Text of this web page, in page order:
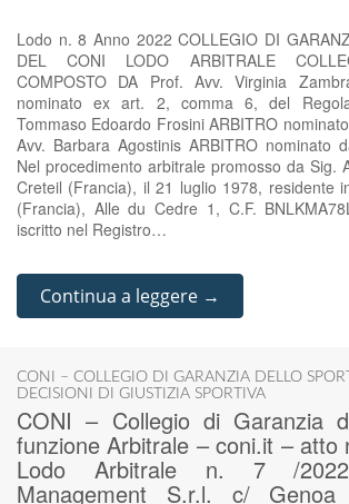
Lodo n. 8 Anno 2022 COLLEGIO DI
DEL CONI LODO ARBITRALE
COMPOSTO DA Prof. Avv. Virginia
nominato ex art. 2, comma 6, del
Tommaso Edoardo Frosini ARBITRO
Avv. Barbara Agostinis ARBITRO nominato
Nel procedimento arbitrale promosso da Sig.
Creteil (Francia), il 21 luglio 1978, residente
(Francia), Alle du Cedre 1, C.F.
iscritto nel Registro…
Continua a leggere →
CONI – COLLEGIO DI GARANZIA DELLO
DECISIONI DI GIUSTIZIA SPORTIVA
CONI – Collegio di Garanzia
funzione Arbitrale – coni.it – atto
Lodo Arbitrale n. 7 /
Management S.r.l. c/